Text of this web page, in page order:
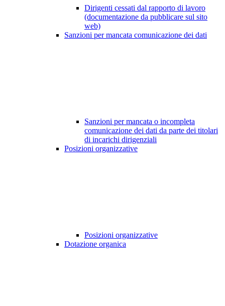
Dirigenti cessati dal rapporto di lavoro
(documentazione da pubblicare sul sito
web)
Sanzioni per mancata comunicazione dei dati
Sanzioni per mancata o incompleta
comunicazione dei dati da parte dei titolari
di incarichi dirigenziali
Posizioni organizzative
Posizioni organizzative
Dotazione organica